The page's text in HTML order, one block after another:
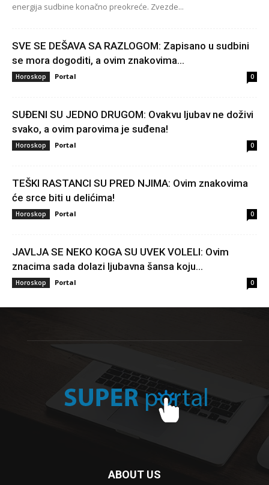
energija sudbine konačno preokreće. Zvezde...
SVE SE DEŠAVA SA RAZLOGOM: Zapisano u sudbini
se mora dogoditi, a ovim znakovima...
Horoskop Portal 0
SUĐENI SU JEDNO DRUGOM: Ovakvu ljubav ne doživi
svako, a ovim parovima je suđena!
Horoskop Portal 0
TEŠKI RASTANCI SU PRED NJIMA: Ovim znakovima
će srce biti u delićima!
Horoskop Portal 0
JAVLJA SE NEKO KOGA SU UVEK VOLELI: Ovim
znacima sada dolazi ljubavna šansa koju...
Horoskop Portal 0
ABOUT US